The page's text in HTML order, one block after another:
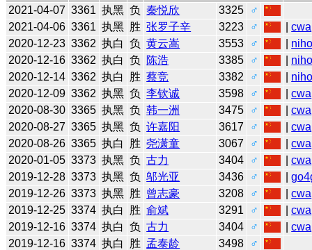
2021-04-07 3361 执黑 负 秦悦欣 3325
♂
2021-04-06 3361 执黑 胜 张罗子辛 3223 ♂ |cwa
2020-12-23 3362 执白 负 黄云嵩 3553 ♂
2020-12-16 3362 执白 负 陈浩 3385 ♂
2020-12-14 3362 执白 胜 蔡竞 3382 ♂
2020-12-09 3362 执黑 负 李钦诚 3598 ♂ |cwa
2020-08-30 3365 执黑 负 韩一洲 3475 ♂ |cwa
2020-08-27 3365 执黑 负 许嘉阳 3617 ♂ |cwa
2020-08-26 3365 执白 胜 尧潇童 3067 ♂ |cwa
2020-01-05 3373 执黑 负 古力 3404 ♂ |cwa
2019-12-28 3373 执黑 负 邬光亚 3436 ♂ |
2019-12-26 3373 执黑 胜 曾志豪 3208 ♂ |cwa
2019-12-25 3374 执白 胜 俞斌 3291 ♂ |cwa
2019-12-16 3374 执白 负 古力 3404 ♂ |cwa
2019-12-16 3374 执白 胜 孟泰龄 3498
♂